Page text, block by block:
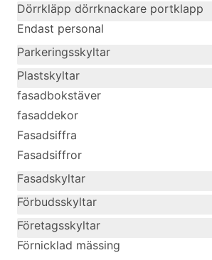
Dörrkläpp dörrknackare portklapp
Endast personal
Parkeringsskyltar
Plastskyltar
fasadbokstäver
fasaddekor
Fasadsiffra
Fasadsiffror
Fasadskyltar
Förbudsskyltar
Företagsskyltar
Förnicklad mässing